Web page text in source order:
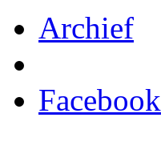
Archief
Facebook